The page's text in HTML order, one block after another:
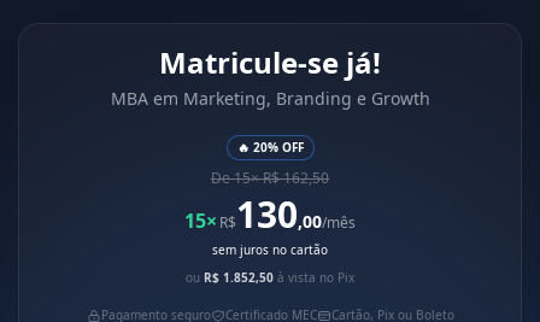
Matricule-se já!
MBA em Marketing, Branding e Growth
🔥 20% OFF
De 15× R$ 162,50
15× R$130,00/mês
sem juros no cartão
ou R$ 1.852,50 à vista no Pix
Pagamento seguro Certificado MEC Cartão, Pix ou Boleto